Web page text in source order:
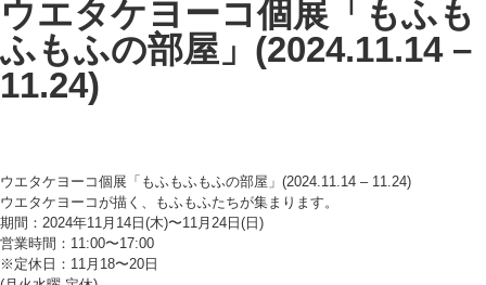
ウエタケヨーコ個展「もふも
ふもふの部屋」(2024.11.14 –
11.24)
ウエタケヨーコ個展「もふもふもふの部屋」(2024.11.14 – 11.24)
ウエタケヨーコが描く、もふもふたちが集まります。
期間：2024年11月14日(木)〜11月24日(日)
営業時間：11:00〜17:00
※定休日：11月18〜20日